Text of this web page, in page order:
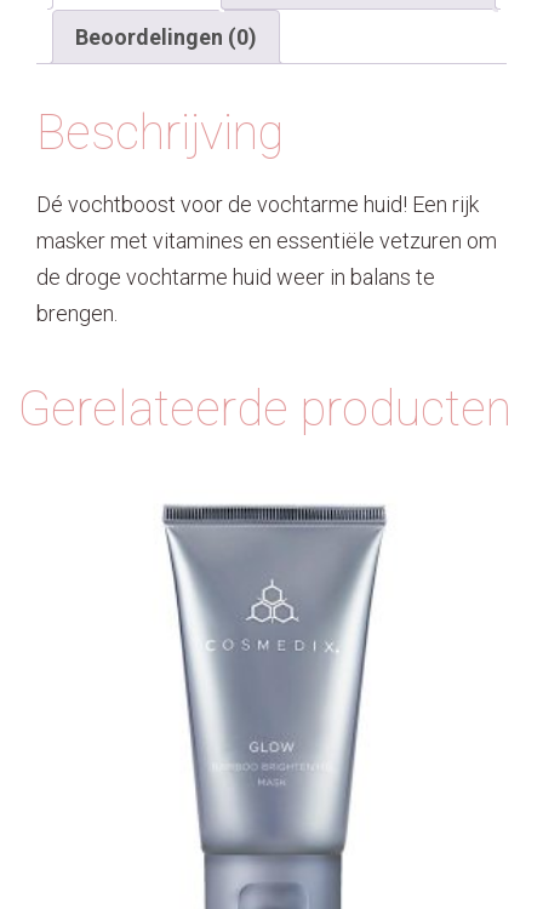
Beoordelingen (0)
Beschrijving
Dé vochtboost voor de vochtarme huid! Een rijk
masker met vitamines en essentiële vetzuren om
de droge vochtarme huid weer in balans te
brengen.
Gerelateerde producten